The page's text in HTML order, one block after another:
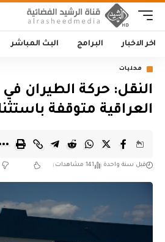
اخر الاخبار البرامج البث المباشر
محليات
النقل: حركة الطيران
العراقية متوقفة
قبل سنة واحدة 141 مشاهدات